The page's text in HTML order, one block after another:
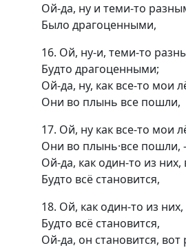
Ой-да, ну и теми-то
Было драгоценными,
16. Ой, ну-и, теми-то
Будто драгоценными;
Ой-да, ну, как все-то мои
Они во плынь все пошли,
17. Ой, ну как все-то мои
Они во плынь·все
Ой-да, как один-то из
Будто всё становится,
18. Ой, как один-то из
Будто всё становится,
Ой-да, он становится,